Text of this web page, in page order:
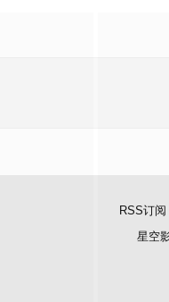
RSS订阅
星空